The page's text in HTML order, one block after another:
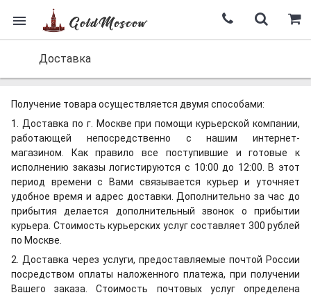
Доставка
Получение товара осуществляется двумя способами:
1. Доставка по г.
Москве при помощи курьерской компании,
работающей непосредственно с нашим интернет-
магазином. Как правило все поступившие и готовые к
исполнению заказы логистируются с 10:00 до 12:00. В этот
период времени с Вами связывается курьер и уточняет
удобное время и адрес доставки. Дополнительно за час до
прибытия делается дополнительный звонок о прибытии
курьера. Стоимость курьерских услуг составляет 300 рублей
по Москве
2. Доставка через услуги, предоставляемые почтой России
посредством оплаты наложенного платежа, при получении
Вашего заказа. Стоимость почтовых услуг определена